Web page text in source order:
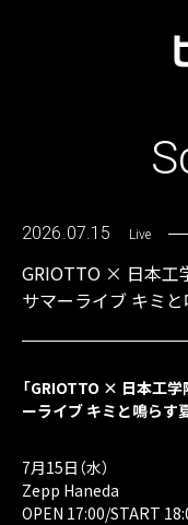
2026.07.15 Live
GRIOTTO × 日本工
サマーライブ キミ
「GRIOTTO × 日本工
ーライブ キミと鳴らす
7月15日（水）
Zepp Haneda
OPEN 17:00/START